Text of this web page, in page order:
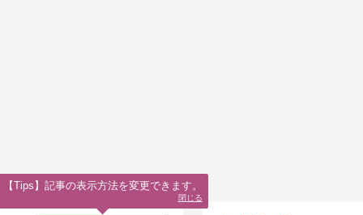
【Tips】記事の表示方法を変更できます。
閉じる